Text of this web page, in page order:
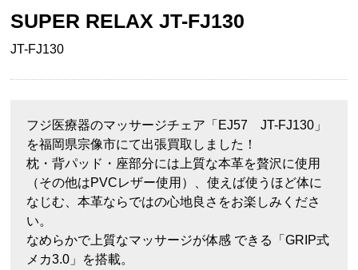
SUPER RELAX JT-FJ130
JT-FJ130
フジ医療器のマッサージチェア「EJ57 JT-FJ130」
を福岡県宗像市にて出張買取しました！
枕・背パッド・座部分には上質な本革を贅沢に使用
（その他はPVCレザー使用）、使えば使うほど体に
なじむ、本革ならではの心地良さをお楽しみくださ
い。
なめらかで上質なマッサージが体感 できる「GRIP式
メカ3.0」を搭載。